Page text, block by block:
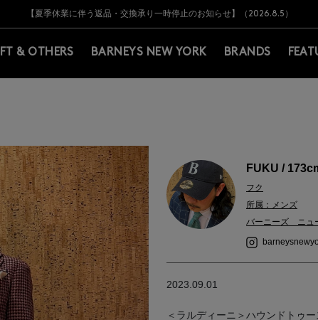
BARNEYS＞会員のお客様は11,000円（税込）以上のお買上げで常時送料無料
【夏季休業に伴う出荷一時停止のお知らせ】(2026.8.7)
【オンラインストア カスタマーセンター夏季休業に関するお知らせ】（2026.8.7）
【夏季休業に伴う返品・交換承り一時停止のお知らせ】（2026.8.5）
熊本県を中心とした地震の影響によるお荷物のお届けについて
【開催中】SUMMER SALEのご案内・ご注意事項
BARNEYS＞会員のお客様は11,000円（税込）以上のお買上げで常時送料無料
【夏季休業に伴う出荷一時停止のお知らせ】(2026.8.7)
& OTHERS BARNEYS NEW YORK BRANDS
FUKU /
フク
所属：メンズ
バーニーズ ニュ
2023.09.01
＜ラルディーニ＞ハウンドトゥ